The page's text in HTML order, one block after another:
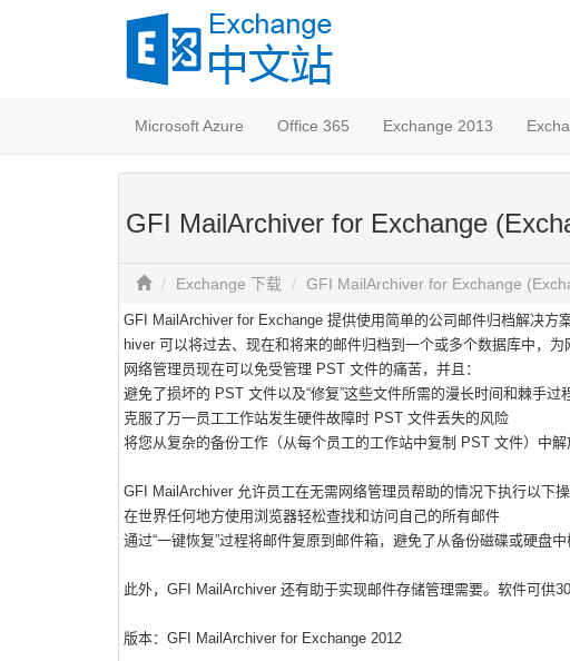
Microsoft Azure Office 365 Exchange 2013
GFI MailArchiver for Exchange
Exchange 下载 GFI MailArchiver for Exchange
GFI MailArchiver for Exchange 提供使用简单的公司邮件归档解决方
hiver 可以将过去、现在和将来的邮件归档到一个或多个数据库中，为
网络管理员现在可以免受管理 PST 文件的痛苦，并且：
避免了损坏的 PST 文件以及“修复”这些文件所需的漫长时间和棘手过
克服了万一员工工作站发生硬件故障时 PST 文件丢失的风险
将您从复杂的备份工作（从每个员工的工作站中复制 PST 文件）中解
GFI MailArchiver 允许员工在无需网络管理员帮助的情况下执行以下操
在世界任何地方使用浏览器轻松查找和访问自己的所有邮件
通过“一键恢复”过程将邮件复原到邮件箱，避免了从备份磁碟或硬盘
此外，GFI MailArchiver 还有助于实现邮件存储管理需要。软件可供30
版本：GFI MailArchiver for Exchange 2012